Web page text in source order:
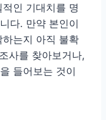
인 기대치를 명
다. 만약 본인이
는지 아직 불확
사를 찾아보거나,
들어보는 것이